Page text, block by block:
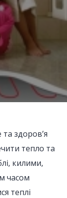
здоров’я
тепло та
килими,
часом
теплі